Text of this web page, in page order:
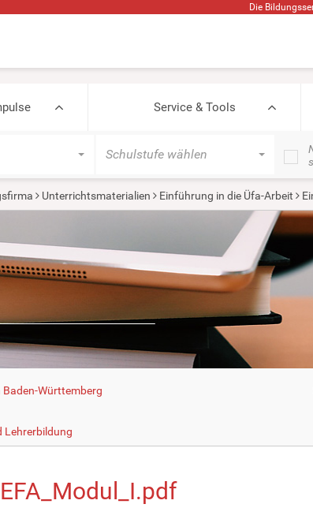
Die
Service & Tools
Schulstufe wählen
Unterrichtsmaterialien Einführung in die Üfa-Arbeit
Württemberg
Lehrerbildung